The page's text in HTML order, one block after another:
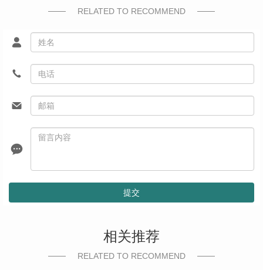
RELATED TO RECOMMEND
提交
相关推荐
RELATED TO RECOMMEND